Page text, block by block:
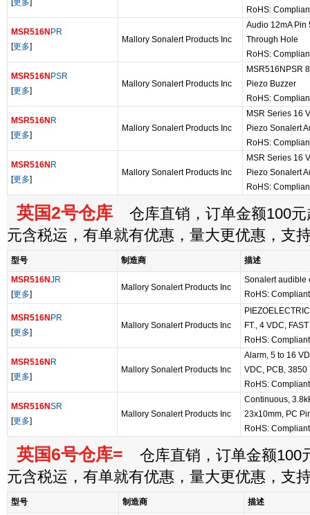
更多
RoHS:
MSR516N PR
[更多]
Mallory Sonalert Products Inc
Audio 12mA Pin
Through Hole
RoHS:
MSR516N PSR
[更多]
Mallory Sonalert Products Inc
MSR516NPSR
Piezo Buzzer
RoHS:
MSR516N R
[更多]
Mallory Sonalert Products Inc
MSR Series 16
Piezo Sonalert
RoHS:
MSR516N R
[更多]
Mallory Sonalert Products Inc
MSR Series 16
Piezo Sonalert
RoHS:
英国2号仓库 仓库直销，订单金额100元
元含税运，有单就有优惠，量大更优惠，支
型号 制造商
描述
MSR516NJR
[更多]
Mallory Sonalert Products Inc
Sonalert audible
RoHS: Compliant
MSR516N PR
[更多]
Mallory Sonalert Products Inc
FT., 4 VDC,
RoHS: Compliant
MSR516N R
[更多]
Mallory Sonalert Products Inc
Alarm, 5 to 16
VDC, PCB, 3850
RoHS: Compliant
MSR516NSR
[更多]
Mallory Sonalert Products Inc
Continuous,
23x10mm, PC
RoHS: Compliant
英国6号仓库= 仓库直销，订单金额100
元含税运，有单就有优惠，量大更优惠，支
型号 制造商
描述